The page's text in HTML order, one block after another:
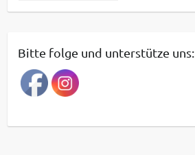
e
r
a
g
a
Bitte folge und unterstütze uns: